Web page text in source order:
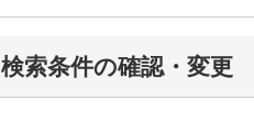
検索条件の確認・変更